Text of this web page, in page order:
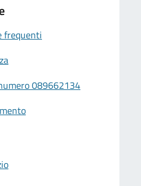
frequenti
089662134